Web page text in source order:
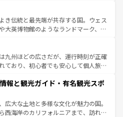
畑など、多彩な楽しみ方が可能だ。さ
域にも魅力が溢れており、どの街角に
が息づいている。パリ以外の個性あふ
どこを歩いても飽きることがない。ベ
、バイエルン州のアルプスの絶景、そ
ワイン畑といった風景は必見。ビール
体験してほしい。 なお、新着の
ンツ一覧を参照してほしい。
き伝統と最先端が共存する国。ウェス
大英博物館のようなランドマーク、歴
力がある。また、優雅なアフタヌーン
にはたまらない英国パブ、サッカー観
こそできる体験も豊富。イギリスを旅
ほしい。
九州ほどの広さだが、運行時刻が正確
ており、初心者でも安心して個人旅行
る町や、スイスならではのユニークな
プス観光だけでなく町歩きも満喫する
の所得が高いため物価も高いが、旅行
供のサービスもあり、うまく活用すれ
報と観光ガイド・有名観光スポ
広大な土地と多様な文化が魅力の国。
西海岸のカリフォルニアまで、訪れる